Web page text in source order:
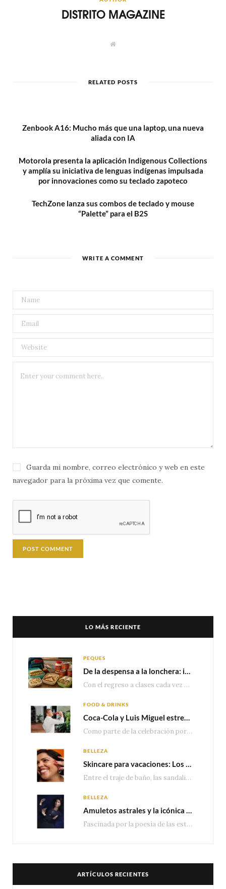
DISTRITO MAGAZINE
W
e
RELATED POSTS
Zenbook A16: Mucho más que una laptop, una nueva
aliada con IA
Motorola presenta la aplicación Indigenous Collections
y amplía su iniciativa de lenguas indígenas impulsada
por innovaciones como su teclado zapoteco
TechZone lanza sus combos de teclado y mouse
“Palette” para el B2S
WRITE A COMMENT
Guarda mi nombre, correo electrónico y web en este
navegador para la próxima vez que comente.
LO MÁS RECIENTE
PEQUES
De la despensa a la lonchera: ideas rápidas para el regreso a clases
Con el regreso a clases cada vez más cerca, las familias comienzan a reorganizar horarios,…
FOOD & DRINKS
Coca-Cola y Luis Miguel estrenan el comercial que celebra 100 años de historia junto a México
Como parte de la celebración por sus primeros 100 años enMéxico, Coca-Cola presenta hoy el…
BELLEZA
Skincare para vacaciones: Los do’s and dont’s para cuidar tu piel
Entre el traje de baño, las sandalias, los lentes de sol y los looks que…
BELLEZA
Amuletos astrales y la icónica colección Zodiaque de Van Cleef & Arpels
Fascinada por la poesía de las estrellas, la Maison Van Cleef & Arpels celebra la llegada de las…
ARTÍCULOS RECIENTES